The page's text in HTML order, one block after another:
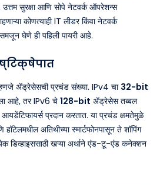
सुरक्षा आणि सोपे नेटवर्क ऑपरेशन्स
कोणत्याही IT लीडर किंवा नेटवर्क
घेणे ही पहिली पायरी आहे.
म्हणजे ॲड्रेसेसची प्रचंड संख्या. IPv4 चा 32-bit
आहे, तर IPv6 चे 128-bit ॲड्रेसेस तब्बल
प्रदान करतात. या प्रचंड क्षमतेमुळे
अतिथीच्या स्मार्टफोनपासून ते शॉपिंग
डिव्हाइससाठी खऱ्या अर्थाने एंड-टू-एंड कनेक्शन